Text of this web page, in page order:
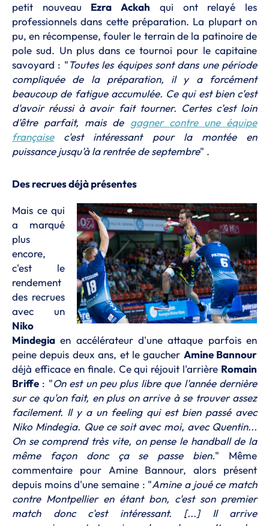
petit nouveau Ezra Ackah qui ont relayé les
professionnels dans cette préparation. La plupart on
pu, en récompense, fouler le terrain de la patinoire de
pole sud. Un plus dans ce tournoi pour le capitaine
savoyard : "Toutes les équipes sont dans une période
compliquée de la préparation, il y a forcément
beaucoup de fatigue accumulée. Ce qui est bien c'est
d'avoir réussi à avoir fait tourner. Certes c'est loin
d'être parfait, mais de gagner contre une équipe
françaisec'est intéressant pour la montée en
puissance jusqu'à la rentrée de septembre" .
Des recrues déjà présentes
Mais ce qui
a marqué
plus
encore,
c'est le
rendement
des recrues
avec un
Niko
Mindegia en accélérateur d'une attaque parfois en
peine depuis deux ans, et le gaucher Amine Bannour
déjà efficace en finale. Ce qui réjouit l'arrière Romain
Briffe : "On est un peu plus libre que l'année dernière
sur ce qu'on fait, en plus on arrive à se trouver assez
facilement. Il y a un feeling qui est bien passé avec
Niko Mindegia. Que ce soit avec moi, avec Quentin...
On se comprend très vite, on pense le handball de la
même façon donc ça se passe bien." Même
commentaire pour Amine Bannour, alors présent
depuis moins d'une semaine : "Amine a joué ce match
contre Montpellier en étant bon, c'est son premier
match donc c'est intéressant. [...] Il arrive